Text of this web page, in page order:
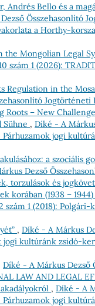
Andrés Bello és a
Összehasonlító
a Horthy-
the Mongolian Legal
1 (2026):
Regulation in the
– New
Sühne , Díké - A
jogi
a szociális
Dezső
torzulások és
korában (1938 – 1944)
1 (2018):
, Díké - A Márkus
jogi kultúránk zsidó-
Díké - A Márkus Dezső
LAW AND LEGAL
, Díké - A
jogi